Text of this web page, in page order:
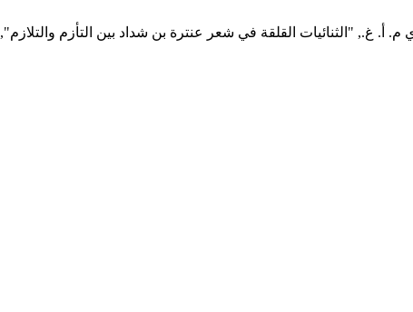
م. أ. غ., "الثنائيات القلقة في شعر عنترة بن شداد بين التأزم والتلازم",